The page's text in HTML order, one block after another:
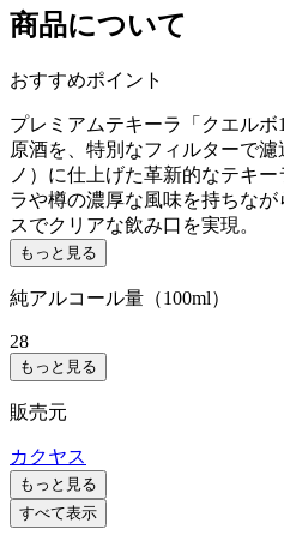
商品について
おすすめポイント
プレミアムテキーラ「クエルボ
原酒を、特別なフィルターで
ノ）に仕上げた革新的なテキ
ラや樽の濃厚な風味を持ちな
スでクリアな飲み口を実現。
もっと見る
純アルコール量（100ml）
28
もっと見る
販売元
カクヤス
もっと見る
すべて表示